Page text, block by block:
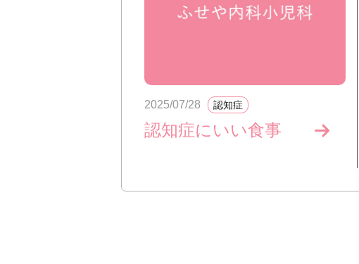
2025/07/28 認知症
認知症にいい食事